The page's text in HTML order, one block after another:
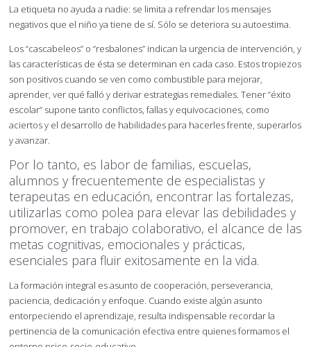
La etiqueta no ayuda a nadie: se limita a refrendar los mensajes
negativos que el niño ya tiene de sí. Sólo se deteriora su autoestima.
Los “cascabeleos” o “resbalones” indican la urgencia de intervención, y
las características de ésta se determinan en cada caso. Estos tropiezos
son positivos cuando se ven como combustible para mejorar,
aprender, ver qué falló y derivar estrategias remediales. Tener “éxito
escolar” supone tanto conflictos, fallas y equivocaciones, como
aciertos y el desarrollo de habilidades para hacerles frente, superarlos
y avanzar.
Por lo tanto, es labor de familias, escuelas,
alumnos y frecuentemente de especialistas y
terapeutas en educación, encontrar las fortalezas,
utilizarlas como polea para elevar las debilidades y
promover, en trabajo colaborativo, el alcance de las
metas cognitivas, emocionales y prácticas,
esenciales para fluir exitosamente en la vida.
La formación integral es asunto de cooperación, perseverancia,
paciencia, dedicación y enfoque. Cuando existe algún asunto
entorpeciendo el aprendizaje, resulta indispensable recordar la
pertinencia de la comunicación efectiva entre quienes formamos el